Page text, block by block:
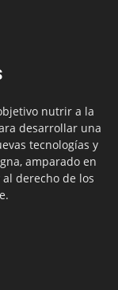
nutrir a la
desarrollar una
tecnologías y
amparado en
derecho de los